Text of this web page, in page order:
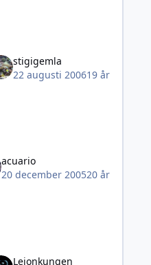
stigigemla
22 augusti 200619 år
acuario
20 december 200520 år
Lejonkungen